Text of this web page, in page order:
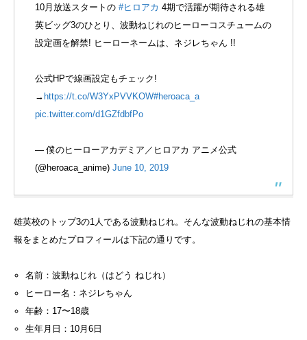
10月放送スタートの #ヒロアカ 4期で活躍が期待される雄
英ビッグ3のひとり、波動ねじれのヒーローコスチュームの
設定画を解禁! ヒーローネームは、ネジレちゃん !!
公式HPで線画設定もチェック!
→ https://t.co/W3YxPVVKOW#heroaca_a
pic.twitter.com/d1GZfdbfPo
— 僕のヒーローアカデミア／ヒロアカ アニメ公式
(@heroaca_anime) June 10, 2019
雄英校のトップ3の1人である波動ねじれ。そんな波動ねじれの基本情
報をまとめたプロフィールは下記の通りです。
名前：波動ねじれ（はどう ねじれ）
ヒーロー名：ネジレちゃん
年齢：17〜18歳
生年月日：10月6日